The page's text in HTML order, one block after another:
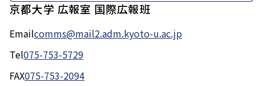
京都大学 広報室 国際広報班
Emailcomms@mail2.adm.kyoto-u.ac.jp
Tel075-753-5729
FAX075-753-2094